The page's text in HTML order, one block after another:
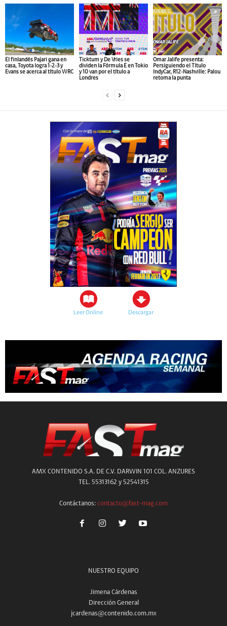
El finlandés Pajari gana en
casa, Toyota logra 1-2-3 y
Evans se acerca al título WRC
Ticktum y De Vries se
dividen la Fórmula E en Tokio
y 10 van por el título a
Londres
Omar Jalife presenta:
Persiguiendo el Título
IndyCar, R12-Nashville: Palou
retoma la punta
Leer Online Descargar
AMX CONTENIDO S.A. DE C.V. DARWIN 101 COL. ANZURES
TEL. 55313162 y 52541315
Contáctanos: contacto@fast-mag.com
NUESTRO EQUIPO
Jimena Cárdenas
Dirección General
jcardenas@contenido.com.mx